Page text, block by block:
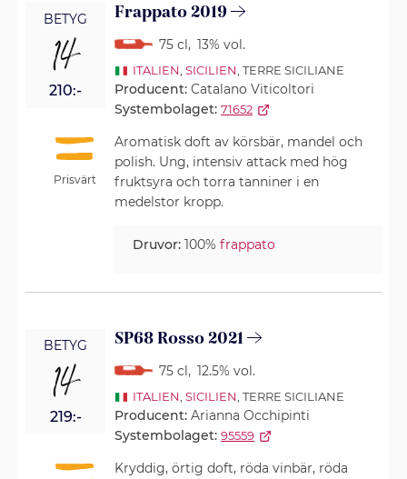
BETYG
14
210:-
Prisvärt
Frappato 2019
75 cl, 13% vol.
ITALIEN SICILIEN , TERRE SICILIANE
Producent:Catalano Viticoltori
Systembolaget: 71652
Aromatisk doft av körsbär, mandel och
polish. Ung, intensiv attack med hög
fruktsyra och torra tanniner i en
medelstor kropp.
Druvor: 100%frappato
BETYG
14
219:-
SP68 Rosso 2021
75 cl, 12.5% vol.
ITALIEN SICILIEN , TERRE SICILIANE
Producent:Arianna Occhipinti
Systembolaget: 95559
Kryddig, örtig doft, röda vinbär, röda